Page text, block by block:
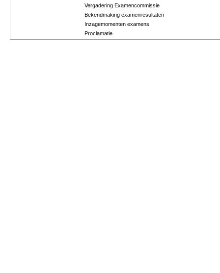
Vergadering Examencommissie
Bekendmaking examenresultaten
Inzagemomenten examens
Proclamatie